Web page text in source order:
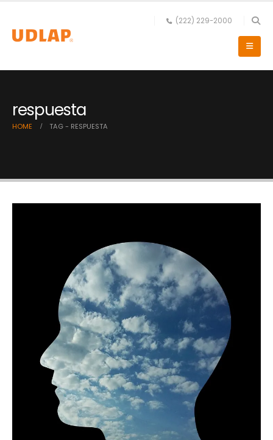
(222) 229-2000
respuesta
HOME TAG - RESPUESTA